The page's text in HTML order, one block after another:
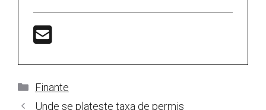
Categorii
Finante
Unde se plateste taxa de permis